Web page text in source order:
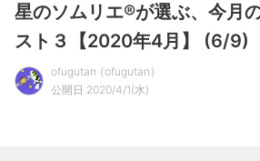
星のソムリエ®が選ぶ、今月
スト３【2020年4月】 (6/9)
ofugutan
ofugutan
公開日 2020/4/1(水)